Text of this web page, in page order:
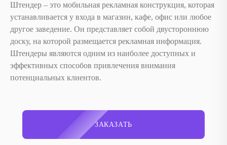
Штендер – это мобильная рекламная конструкция, которая
устанавливается у входа в магазин, кафе, офис или любое
другое заведение. Он представляет собой двустороннюю
доску, на которой размещается рекламная информация.
Штендеры являются одним из наиболее доступных и
эффективных способов привлечения внимания
потенциальных клиентов.
ЗАКАЗАТЬ